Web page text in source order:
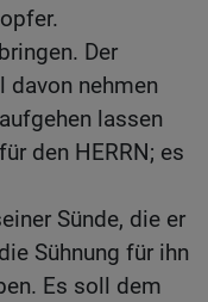
Der
davon nehmen
lassen
den HERRN; es
Sünde, die er
Sühnung für ihn
Es soll dem